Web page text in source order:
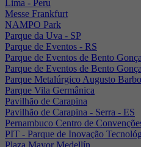
Lima - Peru
Messe Frankfurt
NAMPO Park
Parque da Uva - SP
Parque de Eventos - RS
Parque de Eventos de Bento
Parque de Eventos de Bento
Parque Metalúrgico Augusto
Parque Vila Germânica
Pavilhão de Carapina
Pavilhão de Carapina - Serra - ES
Pernambuco Centro de
PIT - Parque de Inovação
Plaza Mayor Medellín